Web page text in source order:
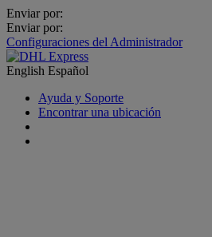
Enviar por:
Enviar por:
Configuraciones del Administrador
English Español
Ayuda y Soporte
Encontrar una ubicación